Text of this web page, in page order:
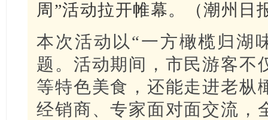
周”活动拉开帷幕。（潮州日
本次活动以“一方橄榄归湖
题。活动期间，市民游客不
等特色美食，还能走进老枞
经销商、专家面对面交流，